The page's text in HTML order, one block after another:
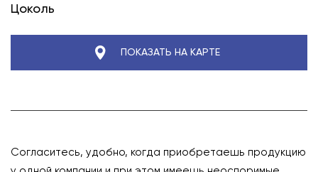
Согласитесь, удобно, когда приобретаешь продукцию
Цоколь
ПОКАЗАТЬ НА КАРТЕ